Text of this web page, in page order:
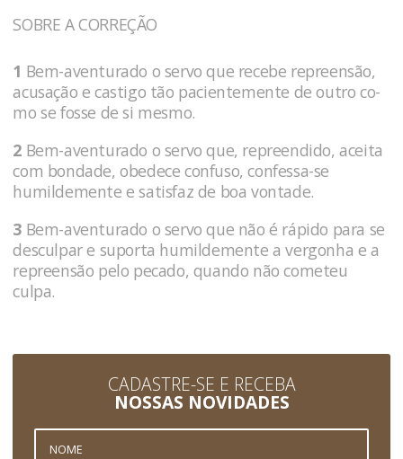
SOBRE A CORREÇÃO
1 Bem-aventurado o servo que recebe repreensão,
acusação e castigo tão pacientemente de outro co-
mo se fosse de si mesmo.
2 Bem-aventurado o servo que, repreendido, aceita
com bondade, obedece confuso, confessa-se
humildemente e satisfaz de boa vontade.
3 Bem-aventurado o servo que não é rápido para se
desculpar e suporta humildemente a vergonha e a
repreensão pelo pecado, quando não cometeu
culpa.
CADASTRE-SE E RECEBA
NOSSAS NOVIDADES